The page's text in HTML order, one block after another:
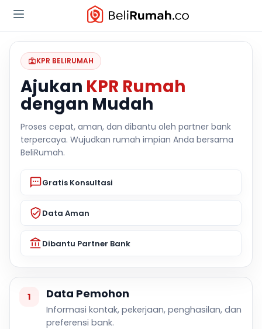
KPR BELIRUMAH
Ajukan KPR Rumah
dengan Mudah
Proses cepat, aman, dan dibantu oleh partner bank
terpercaya. Wujudkan rumah impian Anda bersama
BeliRumah.
Gratis Konsultasi
Data Aman
Dibantu Partner Bank
1 Data Pemohon
Informasi kontak, pekerjaan, penghasilan, dan
preferensi bank.